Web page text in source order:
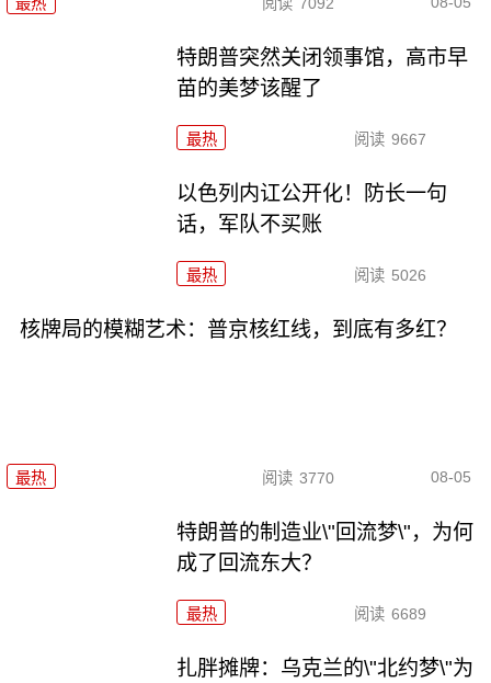
特朗普突然关闭领事馆，高市早
苗的美梦该醒了
最热 阅读 9667
以色列内讧公开化！防长一句
话，军队不买账
最热 阅读 5026
核牌局的模糊艺术：普京核红线，到底有多红？
最热 阅读 3770 08-05
特朗普的制造业\"回流梦\"，为何
成了回流东大？
最热 阅读 6689
扎胖摊牌：乌克兰的\"北约梦\"为